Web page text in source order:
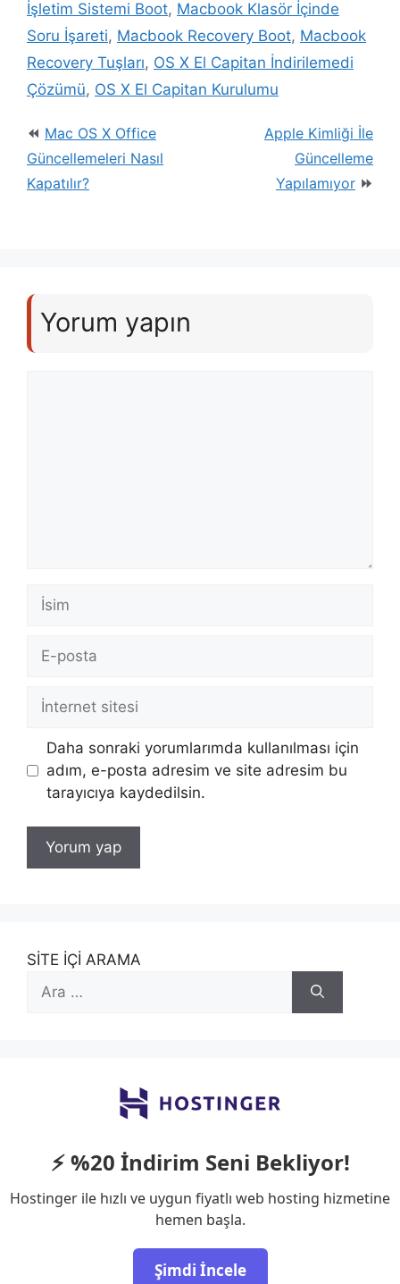
İşletim Sistemi Boot, Macbook Klasör İçinde
Soru İşareti, Macbook Recovery Boot, Macbook
Recovery Tuşları, OS X El Capitan İndirilemedi
Çözümü, OS X El Capitan Kurulumu
Mac OS X Office
Güncellemeleri Nasıl
Kapatılır?
Apple Kimliği İle
Güncelleme
Yapılamıyor
Yorum yapın
İsim
posta
İnternet
sitesi
Daha sonraki yorumlarımda kullanılması için
adım, e-posta adresim ve site adresim bu
tarayıcıya kaydedilsin.
SİTE İÇİ ARAMA
için
⚡ %20 İndirim Seni Bekliyor!
Hostinger ile hızlı ve uygun fiyatlı web hosting hizmetine
hemen başla.
Şimdi İncele